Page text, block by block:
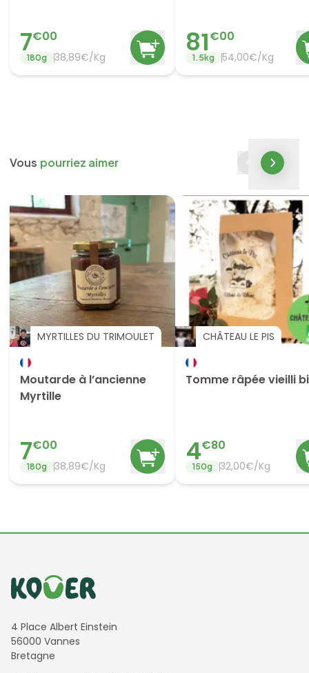
7€00
180g 38,89€/Kg 81€00
1.5kg 54,00€/Kg
Vous pourriez aimer
MYRTILLES DU TRIMOULET
Moutarde à l’ancienne
Myrtille
7€00
180g 38,89€/Kg
CHÂTEAU LE PIS
Tomme râpée vieilli
4€80
150g 32,00€/Kg
Informations de contact
4 Place Albert Einstein
56000 Vannes
Bretagne